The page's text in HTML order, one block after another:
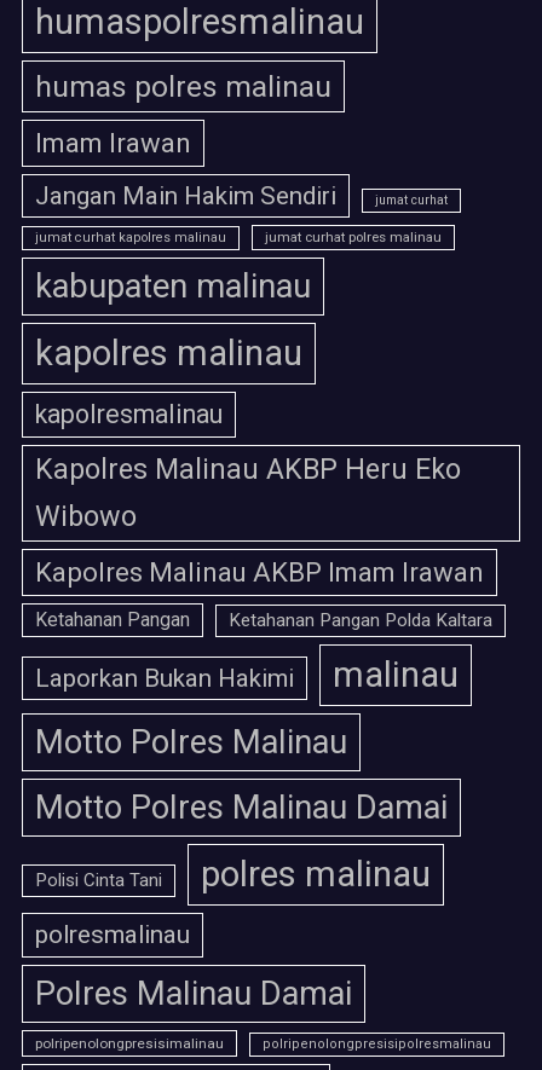
humaspolresmalinau
humas polres malinau
Imam Irawan
Jangan Main Hakim Sendiri jumat curhat
jumat curhat kapolres malinau jumat curhat polres malinau
kabupaten malinau
kapolres malinau
kapolresmalinau
Kapolres Malinau AKBP Heru Eko
Wibowo
Kapolres Malinau AKBP Imam Irawan
Ketahanan Pangan Ketahanan Pangan Polda Kaltara
Laporkan Bukan Hakimi malinau
Motto Polres Malinau
Motto Polres Malinau Damai
Polisi Cinta Tani polres malinau
polresmalinau
Polres Malinau Damai
polripenolongpresisimalinau polripenolongpresisipolresmalinau